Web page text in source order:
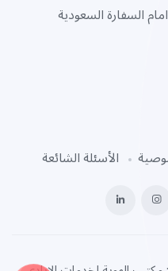
السفارة السعودية
الأسئلة الشائعة